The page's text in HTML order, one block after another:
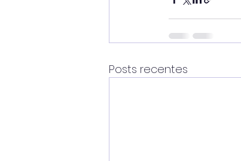
Posts recentes